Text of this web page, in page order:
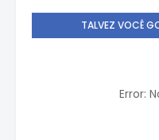
TALVEZ VOCÊ
Error: